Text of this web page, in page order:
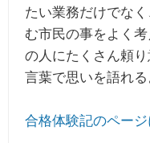
たい業務だけでな
む市民の事をよく
の人にたくさん頼
言葉で思いを語れる
合格体験記のページ